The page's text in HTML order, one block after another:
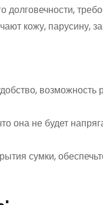
кожу, парусину,
она не будет
сумки,